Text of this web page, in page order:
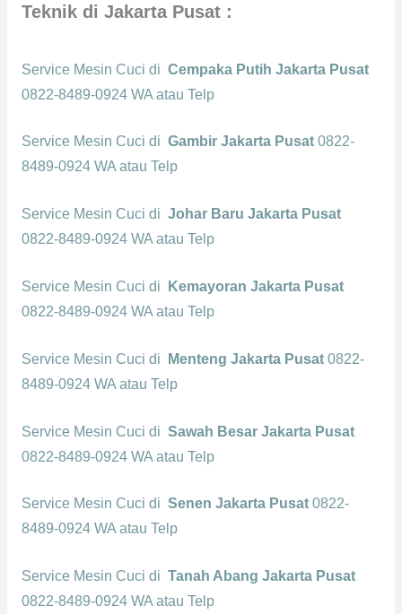
Teknik di Jakarta Pusat :
Service Mesin Cuci di Cempaka Putih Jakarta Pusat
0822-8489-0924 WA atau Telp
Service Mesin Cuci di Gambir Jakarta Pusat 0822-
8489-0924 WA atau Telp
Service Mesin Cuci di Johar Baru Jakarta Pusat
0822-8489-0924 WA atau Telp
Service Mesin Cuci di
Kemayoran Jakarta Pusat
0822-8489-0924 WA atau Telp
Service Mesin Cuci di Menteng Jakarta Pusat 0822-
8489-0924 WA atau Telp
Service Mesin Cuci di Sawah Besar Jakarta Pusat
0822-8489-0924 WA atau Telp
Service Mesin Cuci di Senen Jakarta Pusat 0822-
8489-0924 WA atau Telp
Service Mesin Cuci di Tanah Abang Jakarta Pusat
0822-8489-0924 WA atau Telp